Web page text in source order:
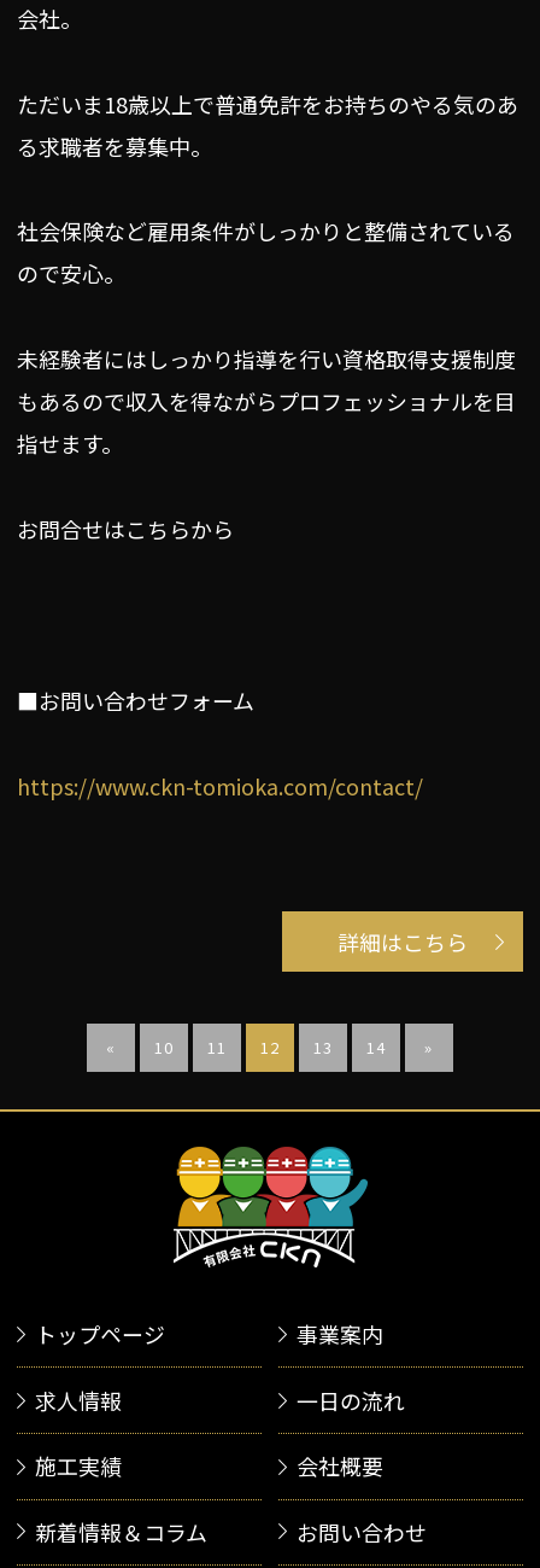
会社。
ただいま18歳以上で普通免許をお持ちのやる気のあ
る求職者を募集中。
社会保険など雇用条件がしっかりと整備されている
ので安心。
未経験者にはしっかり指導を行い資格取得支援制度
もあるので収入を得ながらプロフェッショナルを目
指せます。
お問合せはこちらから
■お問い合わせフォーム
https://www.ckn-tomioka.com/contact/
詳細はこちら
« 10 11 12 13 14 »
トップページ 事業案内
求人情報 一日の流れ
施工実績 会社概要
新着情報＆コラム お問い合わせ